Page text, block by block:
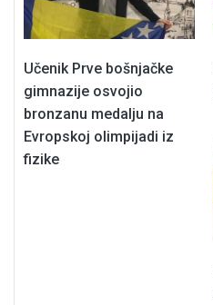
Učenik Prve bošnjačke
gimnazije osvojio
bronzanu medalju na
Evropskoj olimpijadi iz
fizike